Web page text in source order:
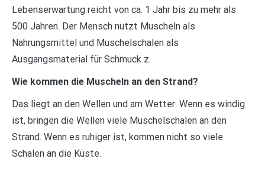
Lebenserwartung reicht von ca. 1 Jahr bis zu mehr als
500 Jahren. Der Mensch nutzt Muscheln als
Nahrungsmittel und Muschelschalen als
Ausgangsmaterial für Schmuck z.
Wie kommen die Muscheln an den Strand?
Das liegt an den Wellen und am Wetter: Wenn es windig
ist, bringen die Wellen viele Muschelschalen an den
Strand. Wenn es ruhiger ist, kommen nicht so viele
Schalen an die Küste.